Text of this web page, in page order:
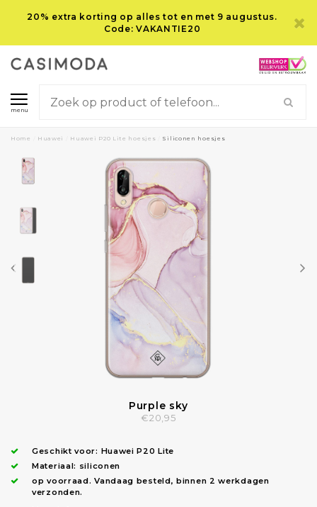
20% extra korting op alles tot en met 9 augustus.
Code: VAKANTIE20
menu
Home Huawei Huawei P20 Lite hoesjes Siliconen hoesjes
Purple sky
€20,95
Geschikt voor: Huawei P20 Lite
Materiaal: siliconen
op voorraad.Vandaag besteld, binnen 2 werkdagen
verzonden.